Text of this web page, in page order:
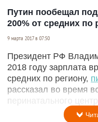
Путин пообещал
200% от средних по
9 марта 2017 в 07:50
Президент РФ
2018 году зарплата
средних по региону,
рассказал во время
перинатального